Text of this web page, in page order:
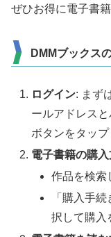
ぜひお得に電子書
DMMブックス
ログイン: まず
ールアドレス
ボタンをタップ
電子書籍の購
作品を検索
「購入手
択して購入